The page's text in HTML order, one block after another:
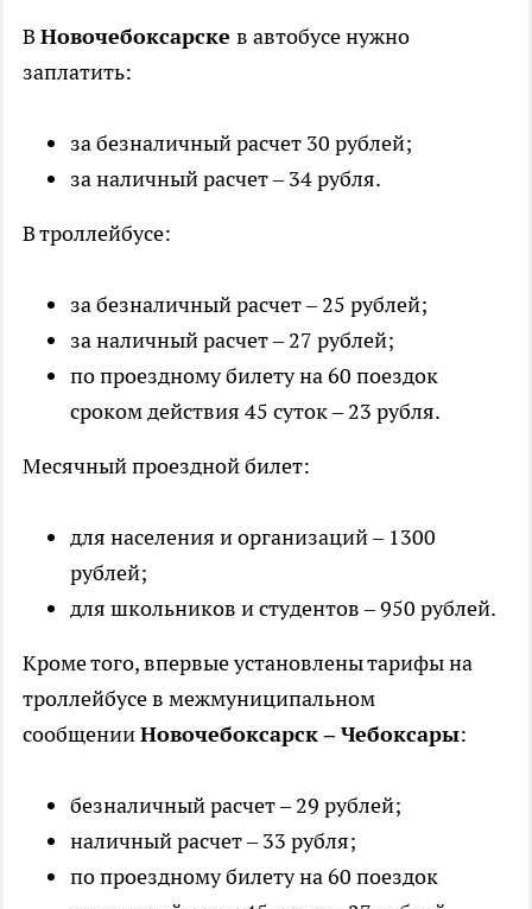
В Новочебоксарске в автобусе нужно
заплатить:
за безналичный расчет 30 рублей;
за наличный расчет – 34 рубля.
В троллейбусе:
за безналичный расчет – 25 рублей;
за наличный расчет – 27 рублей;
по проездному билету на 60 поездок
сроком действия 45 суток – 23 рубля.
Месячный проездной билет:
для населения и организаций – 1300
рублей;
для школьников и студентов – 950 рублей.
Кроме того, впервые установлены тарифы на
троллейбусе в межмуниципальном
сообщенииНовочебоксарск – Чебоксары:
безналичный расчет – 29 рублей;
наличный расчет – 33 рубля;
по проездному билету на 60 поездок